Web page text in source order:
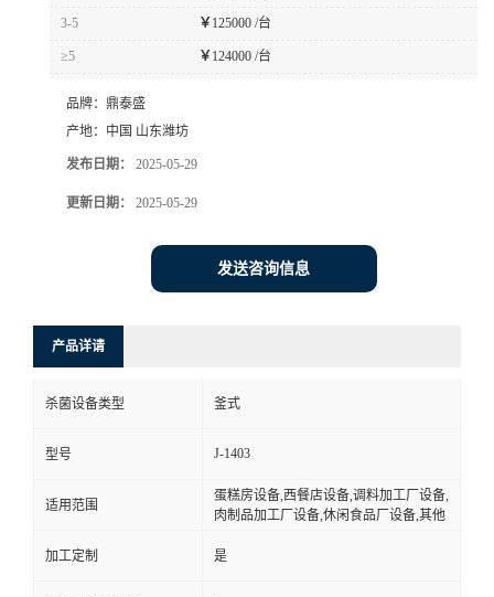
3-5 ￥ 125000 /台
≥5 ￥ 124000 /台
品牌： 鼎泰盛
产地： 中国 山东潍坊
发布日期： 2025-05-29
更新日期： 2025-05-29
发送咨询信息
产品详请
杀菌设备类型 釜式
型号 J-1403
适用范围
蛋糕房设备,西餐店设备,调料加工厂设备,
肉制品加工厂设备,休闲食品厂设备,其他
加工定制 是